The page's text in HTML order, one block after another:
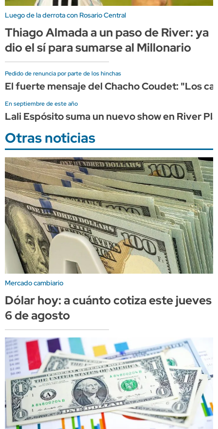
Luego de la derrota con Rosario Central
Thiago Almada a un paso de River: ya
dio el sí para sumarse al Millonario
Pedido de renuncia por parte de los hinchas
El fuerte mensaje del Chacho Coudet: "Los
En septiembre de este año
Lali Espósito suma un nuevo show en River
Otras noticias
Mercado cambiario
Dólar hoy: a cuánto cotiza este jueves
6 de agosto